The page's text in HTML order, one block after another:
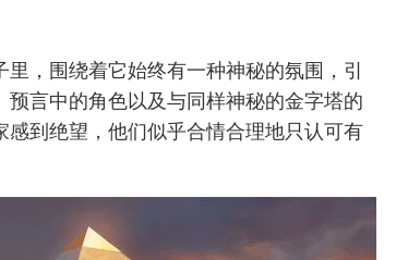
，围绕着它始终有一种神秘的氛围，引
言中的角色以及与同样神秘的金字塔的
到绝望，他们似乎合情合理地只认可有